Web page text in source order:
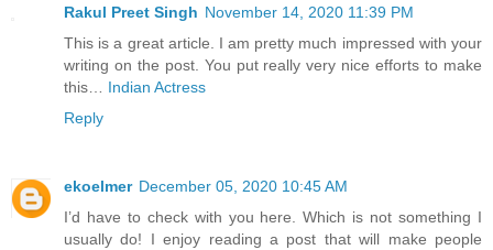
Rakul Preet Singh November 14, 2020 11:39 PM
This is a great article. I am pretty much impressed with your
writing on the post. You put really very nice efforts to make
this… Indian Actress
Reply
ekoelmer December 05, 2020 10:45 AM
I’d have to check with you here. Which is not something I
usually do! I enjoy reading a post that will make people